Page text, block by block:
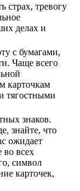
страх, тревогу
делах и
с бумагами,
Чаще всего
карточкам
тягостными
знаков.
знайте, что
ожидает
во всех
символ
карточек,